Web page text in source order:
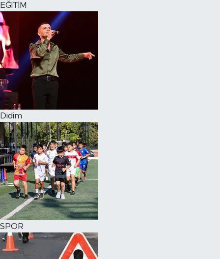
EĞİTİM
Didim
SPOR